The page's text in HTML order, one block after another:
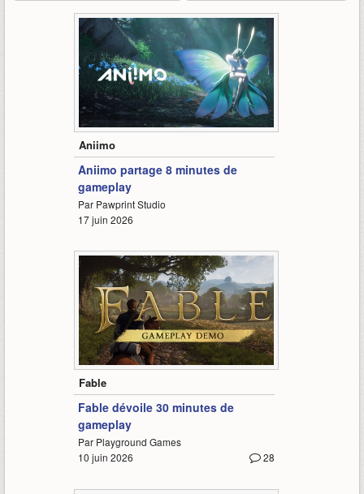
7:47
Aniimo
Aniimo partage 8 minutes de
gameplay
Par Pawprint Studio
17 juin 2026
30:01
Fable
Fable dévoile 30 minutes de
gameplay
Par Playground Games
28
10 juin 2026